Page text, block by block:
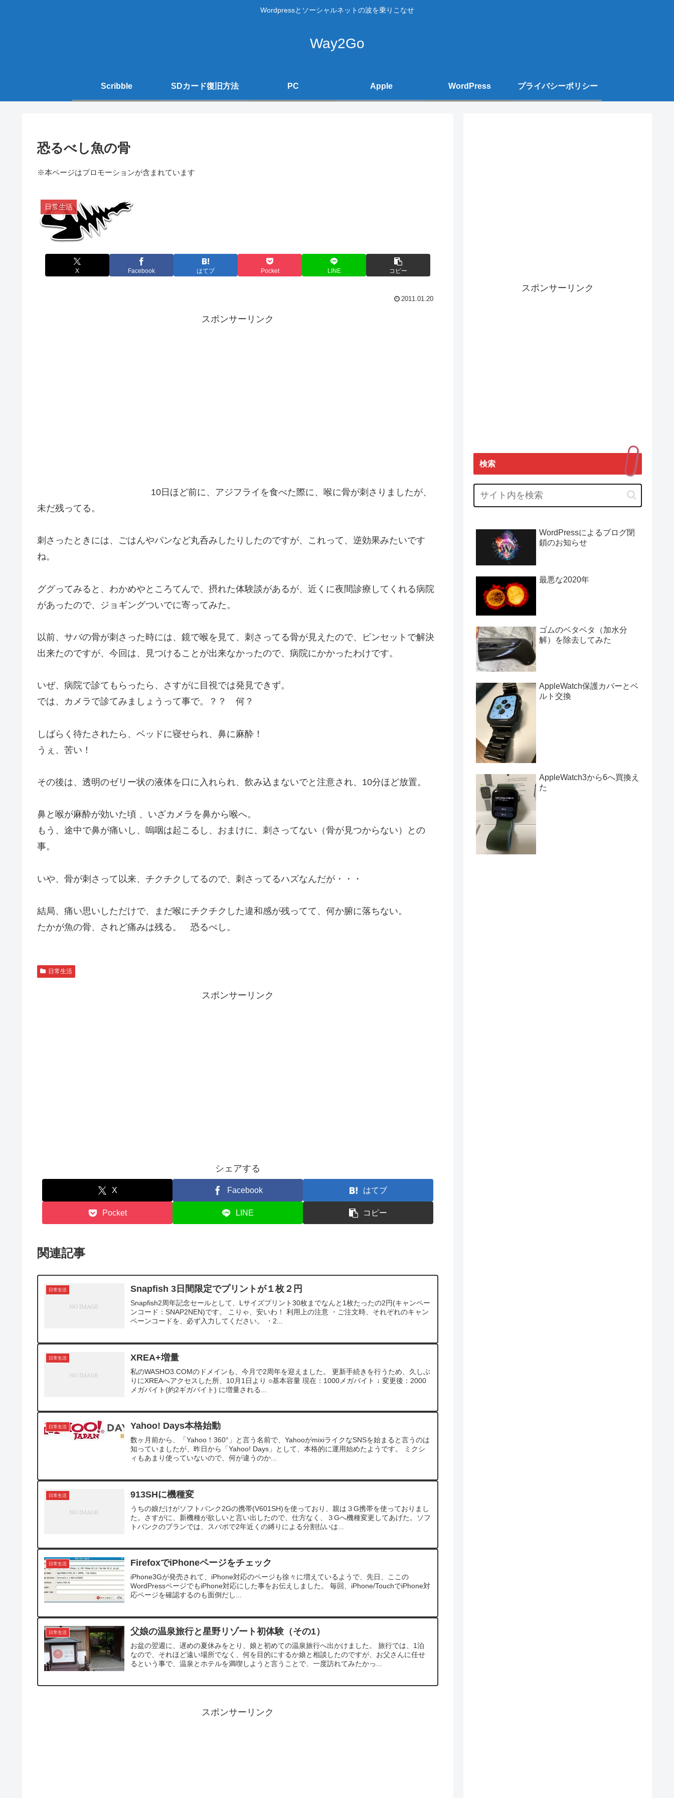
Wordpressとソーシャルネットの波を乗りこなせ
Way2Go
Scribble SDカード復旧方法 PC Apple WordPress プライバシーポリシー
恐るべし魚の骨
※本ページはプロモーションが含まれています
日常生活
X Facebook はてブ Pocket LINE コピー
2011.01.20
スポンサーリンク
10日ほど前に、アジフライを食べた際に、喉に骨が刺さりましたが、
未だ残ってる。
刺さったときには、ごはんやパンなど丸呑みしたりしたのですが、これって、逆効果みたいです
ね。
ググってみると、わかめやところてんで、摂れた体験談があるが、近くに夜間診療してくれる病院
があったので、ジョギングついでに寄ってみた。
以前、サバの骨が刺さった時には、鏡で喉を見て、刺さってる骨が見えたので、ピンセットで解決
出来たのですが、今回は、見つけることが出来なかったので、病院にかかったわけです。
いぜ、病院で診てもらったら、さすがに目視では発見できず。
では、カメラで診てみましょうって事で。？？ 何？
しばらく待たされたら、ベッドに寝せられ、鼻に麻酔！
うぇ、苦い！
その後は、透明のゼリー状の液体を口に入れられ、飲み込まないでと注意され、10分ほど放置。
鼻と喉が麻酔が効いた頃 、いざカメラを鼻から喉へ。
もう、途中で鼻が痛いし、嗚咽は起こるし、おまけに、刺さってない（骨が見つからない）との
事。
いや、骨が刺さって以来、チクチクしてるので、刺さってるハズなんだが・・・
結局、痛い思いしただけで、まだ喉にチクチクした違和感が残ってて、何か腑に落ちない。
たかが魚の骨、されど痛みは残る。 恐るべし。
日常生活
スポンサーリンク
シェアする
X Facebook はてブ
Pocket LINE コピー
関連記事
日常生活 Snapfish 3日間限定でプリントが１枚２円
Snapfish2周年記念セールとして、Lサイズプリント30枚までなんと1枚たったの2円(キャンペー
ンコード：SNAP2NEN)です。 こりゃ、安いわ！ 利用上の注意 ・ご注文時、それぞれのキャン
ペーンコードを、必ず入力してください。 ・2...
日常生活 XREA+増量
私のWASHO3.COMのドメインも、今月で2周年を迎えました。 更新手続きを行うため、久しぶ
りにXREAへアクセスした所、10月1日より ○基本容量 現在：1000メガバイト ↓ 変更後：2000
メガバイト(約2ギガバイト) に増量される...
日常生活 Yahoo! Days本格始動
数ヶ月前から、「Yahoo！360°」と言う名前で、YahooがmixiライクなSNSを始まると言うのは
知っていましたが、昨日から「Yahoo! Days」として、本格的に運用始めたようです。 ミクシ
ィもあまり使っていないので、何が違うのか...
日常生活 913SHに機種変
うちの娘だけがソフトバンク2Gの携帯(V601SH)を使っており、親は３G携帯を使っておりまし
た。さすがに、新機種が欲しいと言い出したので、仕方なく、３Gへ機種変更してあげた。ソフ
トバンクのプランでは、スパボで2年近くの縛りによる分割払いは...
日常生活 FirefoxでiPhoneページをチェック
iPhone3Gが発売されて、iPhone対応のページも徐々に増えているようで、先日、ここの
WordPressページでもiPhone対応にした事をお伝えしました。 毎回、iPhone/TouchでiPhone対
応ページを確認するのも面倒だし...
日常生活 父娘の温泉旅行と星野リゾート初体験（その1）
お盆の翌週に、遅めの夏休みをとり、娘と初めての温泉旅行へ出かけました。 旅行では、1泊
なので、それほど遠い場所でなく、何を目的にするか娘と相談したのですが、お父さんに任せ
るという事で、温泉とホテルを満喫しようと言うことで、一度訪れてみたかっ...
スポンサーリンク
スポンサーリンク
検索
WordPressによるブログ閉
鎖のお知らせ
最悪な2020年
ゴムのベタベタ（加水分
解）を除去してみた
AppleWatch保護カバーとベ
ルト交換
AppleWatch3から6へ買換え
た